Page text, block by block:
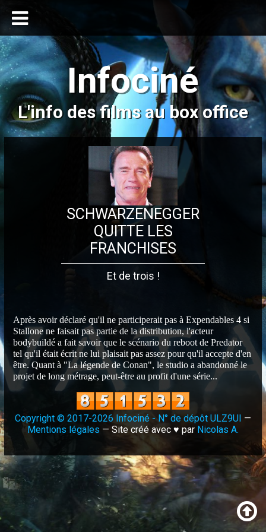
Infociné
L'info des films au box office
SCHWARZENEGGER
QUITTE LES
FRANCHISES
Et de trois !
Après avoir déclaré qu'il ne participerait pas à Expendables 4 si
Stallone ne faisait pas partie de la distribution, l'acteur
bodybuildé a fait savoir que le scénario du reboot de Predator
tel qu'il était écrit ne lui plaisait pas assez pour qu'il accepte d'en
être. Quant à "La légende de Conan", le studio a abandonné le
projet de long métrage, peut-être au profit d'une série...
Copyright © 2017-2026 Infociné - N° de dépôt ULZ9UI —
Mentions légales — Site créé avec ♥ par Nicolas A.